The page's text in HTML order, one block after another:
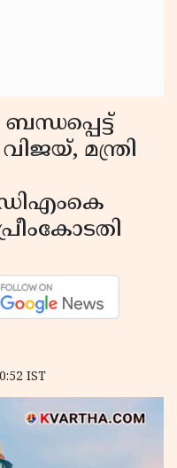
മന്ത്രി
ഡിഎംകെ
IST